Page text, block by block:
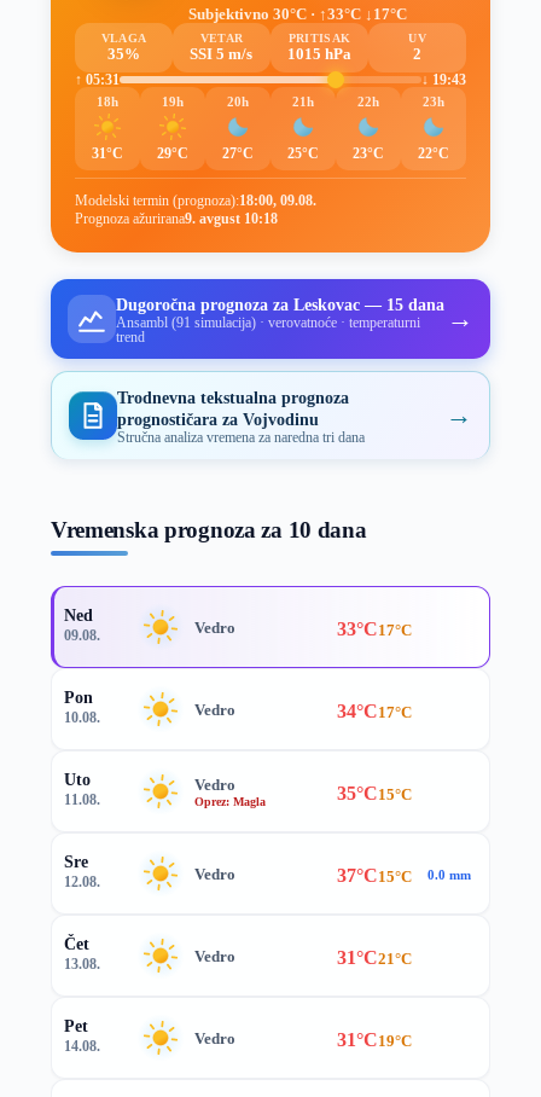
Subjektivno 30°C · ↑33°C ↓17°C
VLAGA
35%
VETAR
SSI 5 m/s
PRITISAK
1015 hPa
UV
2
↑ 05:31
↓ 19:43
18h
31°C
19h
29°C
20h
27°C
21h
25°C
22h
23°C
23h
22°C
Modelski termin (prognoza):18:00, 09.08.
Prognoza ažurirana9. avgust 10:18
Dugoročna prognoza za Leskovac — 15 dana
Ansambl (91 simulacija) · verovatnoće · temperaturni
trend
→
Trodnevna tekstualna prognoza
prognostičara za Vojvodinu
Stručna analiza vremena za naredna tri dana
→
Vremenska prognoza za 10 dana
Ned
09.08. Vedro 33°C17°C
Pon
10.08. Vedro 34°C17°C
Uto
11.08.
Vedro
Oprez: Magla 35°C15°C
Sre
12.08. Vedro 37°C15°C 0.0 mm
Čet
13.08. Vedro 31°C21°C
Pet
14.08. Vedro 31°C19°C